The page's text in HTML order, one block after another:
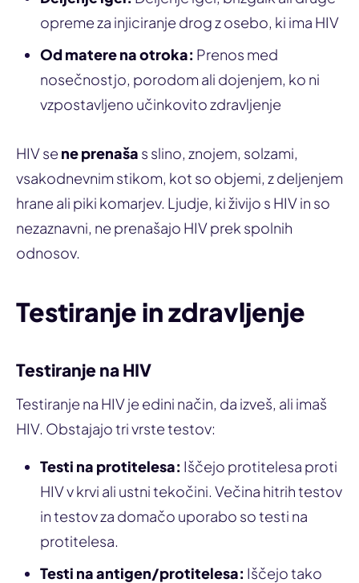
opreme za injiciranje drog z osebo, ki ima HIV
Od matere na otroka: Prenos med
nosečnostjo, porodom ali dojenjem, ko ni
vzpostavljeno učinkovito zdravljenje
HIV se ne prenaša s slino, znojem, solzami,
vsakodnevnim stikom, kot so objemi, z deljenjem
hrane ali piki komarjev. Ljudje, ki živijo s HIV in so
nezaznavni, ne prenašajo HIV prek spolnih
odnosov.
Testiranje in zdravljenje
Testiranje na HIV
Testiranje na HIV je edini način, da izveš, ali imaš
HIV. Obstajajo tri vrste testov:
Testi na protitelesa: Iščejo protitelesa proti
HIV v krvi ali ustni tekočini. Večina hitrih testov
in testov za domačo uporabo so testi na
protitelesa.
Testi na antigen/protitelesa: Iščejo tako